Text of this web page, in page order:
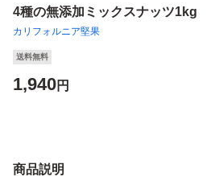
4種の無添加ミックスナッツ1kg
カリフォルニア堅果
送料無料
1,940円
商品説明